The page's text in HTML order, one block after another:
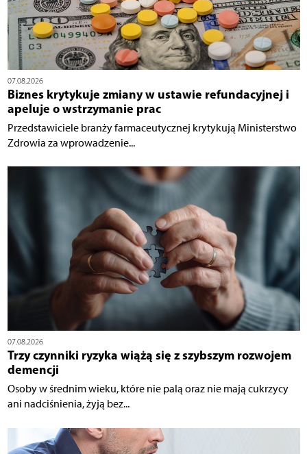
07.08.2026
Biznes krytykuje zmiany w ustawie refundacyjnej i
apeluje o wstrzymanie prac
Przedstawiciele branży farmaceutycznej krytykują Ministerstwo
Zdrowia za wprowadzenie...
07.08.2026
Trzy czynniki ryzyka wiążą się z szybszym rozwojem
demencji
Osoby w średnim wieku, które nie palą oraz nie mają cukrzycy
ani nadciśnienia, żyją bez...